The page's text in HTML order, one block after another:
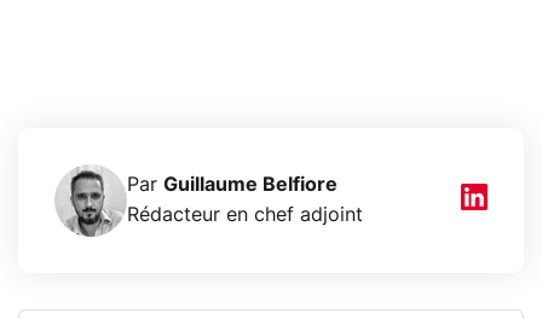
Par Guillaume Belfiore
Rédacteur en chef adjoint